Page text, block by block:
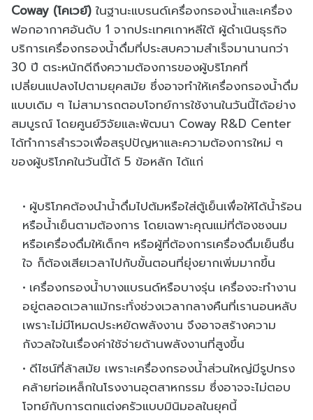
Coway (โคเวย์)ในฐานะแบรนด์เครื่องกรองน้ำและเครื่อง
ฟอกอากาศอันดับ 1 จากประเทศเกาหลีใต้ ผู้ดำเนินธุรกิจ
บริการเครื่องกรองน้ำดื่มที่ประสบความสำเร็จมานานกว่า
30 ปี ตระหนักดีถึงความต้องการของผู้บริโภคที่
เปลี่ยนแปลงไปตามยุคสมัย ซึ่งอาจทำให้เครื่องกรองน้ำดื่ม
แบบเดิม ๆ ไม่สามารถตอบโจทย์การใช้งานในวันนี้ได้อย่าง
สมบูรณ์ โดยศูนย์วิจัยและพัฒนา Coway R&D Center
ได้ทำการสำรวจเพื่อสรุปปัญหาและความต้องการใหม่ ๆ
ของผู้บริโภคในวันนี้ได้ 5 ข้อหลัก ได้แก่
ผู้บริโภคต้องนำน้ำดื่มไปต้มหรือใส่ตู้เย็นเพื่อให้ได้น้ำร้อน
หรือน้ำเย็นตามต้องการ โดยเฉพาะคุณแม่ที่ต้องชงนม
หรือเครื่องดื่มให้เด็กๆ หรือผู้ที่ต้องการเครื่องดื่มเย็นชื่น
ใจ ก็ต้องเสียเวลาไปกับขั้นตอนที่ยุ่งยากเพิ่มมากขึ้น
เครื่องกรองน้ำบางแบรนด์หรือบางรุ่น เครื่องจะทำงาน
อยู่ตลอดเวลาแม้กระทั่งช่วงเวลากลางคืนที่เรานอนหลับ
เพราะไม่มีโหมดประหยัดพลังงาน จึงอาจสร้างความ
กังวลใจในเรื่องค่าใช้จ่ายด้านพลังงานที่สูงขึ้น
ดีไซน์ที่ล้าสมัย เพราะเครื่องกรองน้ำส่วนใหญ่มีรูปทรง
คล้ายท่อเหล็กในโรงงานอุตสาหกรรม ซึ่งอาจจะไม่ตอบ
โจทย์กับการตกแต่งครัวแบบมินิมอลในยุคนี้